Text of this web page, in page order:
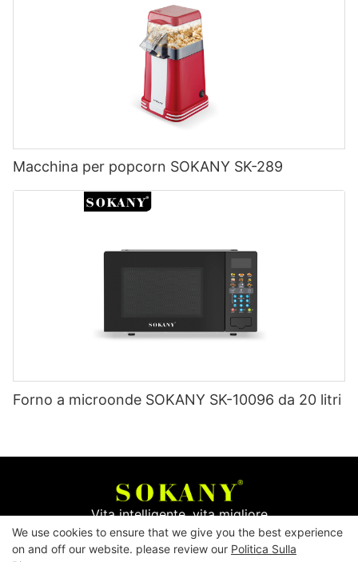
Macchina per popcorn SOKANY SK-289
Forno a microonde SOKANY SK-10096 da 20 litri
Vita intelligente, vita migliore
Copyright © 2026 Yiwu Mingge Electric Appliance
We use cookies to ensure that we give you the best experience
on and off our website. please review our Politica Sulla